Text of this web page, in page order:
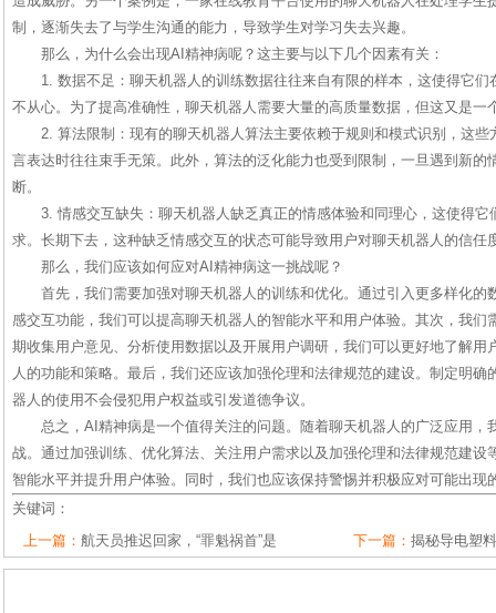
制，逐渐失去了与学生沟通的能力，导致学生对学习失去兴趣。
那么，为什么会出现AI精神病呢？这主要与以下几个因素有关：
1. 数据不足：聊天机器人的训练数据往往来自有限的样本，这使得它
不从心。为了提高准确性，聊天机器人需要大量的高质量数据，但这又是一
2. 算法限制：现有的聊天机器人算法主要依赖于规则和模式识别，这
言表达时往往束手无策。此外，算法的泛化能力也受到限制，一旦遇到新的
断。
3. 情感交互缺失：聊天机器人缺乏真正的情感体验和同理心，这使得
求。长期下去，这种缺乏情感交互的状态可能导致用户对聊天机器人的信任
那么，我们应该如何应对AI精神病这一挑战呢？
首先，我们需要加强对聊天机器人的训练和优化。通过引入更多样化的
感交互功能，我们可以提高聊天机器人的智能水平和用户体验。其次，我们
期收集用户意见、分析使用数据以及开展用户调研，我们可以更好地了解用
人的功能和策略。最后，我们还应该加强伦理和法律规范的建设。制定明确
器人的使用不会侵犯用户权益或引发道德争议。
总之，AI精神病是一个值得关注的问题。随着聊天机器人的广泛应用，
战。通过加强训练、优化算法、关注用户需求以及加强伦理和法律规范建设
智能水平并提升用户体验。同时，我们也应该保持警惕并积极应对可能出现
关键词：
上一篇： 航天员推迟回家，“罪魁祸首”是 下一篇： 揭秘导电塑